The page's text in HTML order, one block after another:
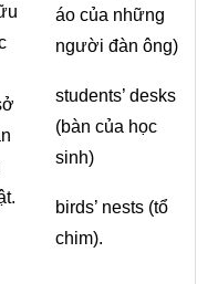
áo của những
người đàn ông)
students’ desks
(bàn của học
sinh)
birds’ nests (tổ
chim).